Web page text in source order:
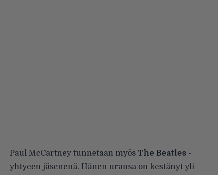
Paul McCartney tunnetaan myös The Beatles -
yhtyeen jäsenenä. Hänen uransa on kestänyt yli